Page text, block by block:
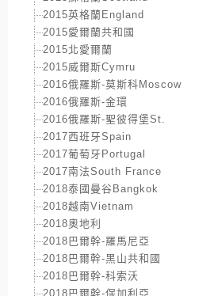
2015英格蘭England
2015愛爾蘭共和國
2015北愛爾蘭
2015威爾斯Cymru
2016俄羅斯-莫斯科Moscow
2016俄羅斯-金環
2016俄羅斯-聖彼得堡St.
2017西班牙Spain
2017葡萄牙Portugal
2017南法South France
2018泰國曼谷Bangkok
2018越南Vietnam
2018奧地利
2018巴爾幹-羅馬尼亞
2018巴爾幹-黑山共和國
2018巴爾幹-科索沃
2018巴爾幹-保加利亞